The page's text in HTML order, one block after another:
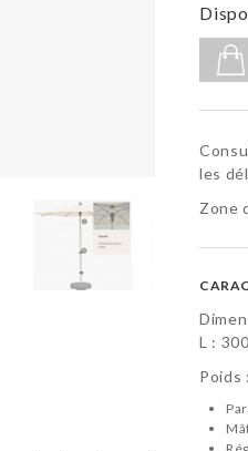
les
Zone
L : 300
Poids